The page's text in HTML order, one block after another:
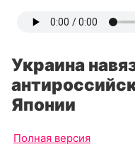
Украина
Японии
Полная версия